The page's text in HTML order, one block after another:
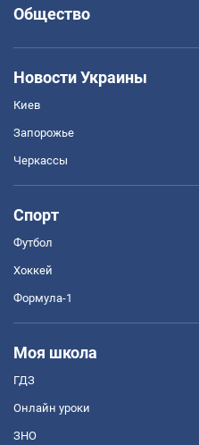
Общество
Новости Украины
Киев
Запорожье
Черкассы
Спорт
Футбол
Хоккей
Формула-1
Моя школа
ГДЗ
Онлайн уроки
ЗНО